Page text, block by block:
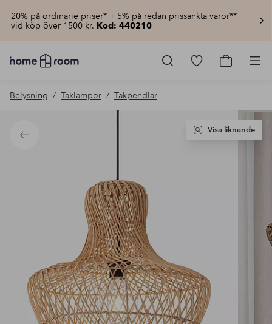
20% på ordinarie priser* + 5% på redan prissänkta varor**
vid köp över 1500 kr. Kod: 440210
Homeroom
–
hemmet
pris
Gå
Gå
Belysning Taklampor Takpendlar
Tillbaka
Visa liknande